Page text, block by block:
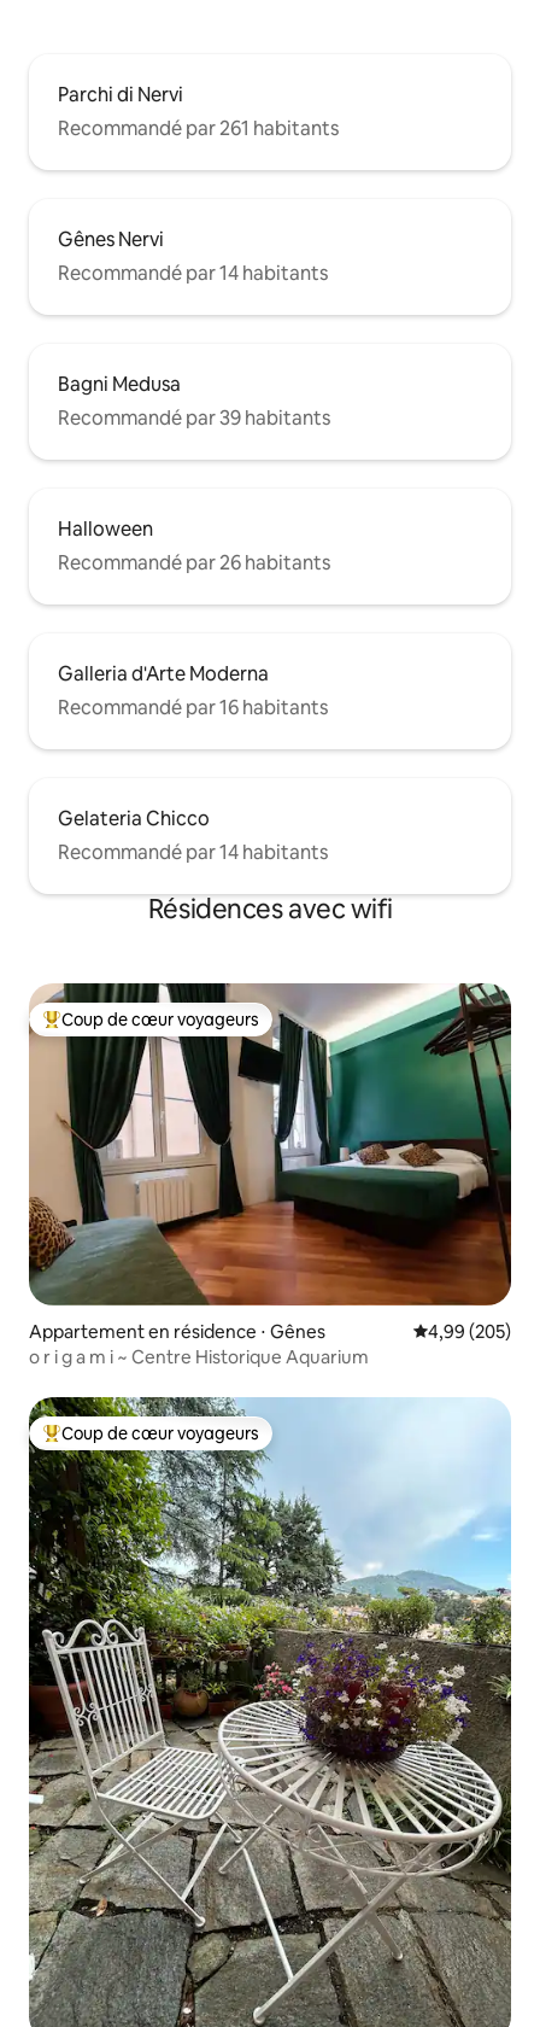
Parchi di Nervi
Recommandé par 261 habitants
Gênes Nervi
Recommandé par 14 habitants
Bagni Medusa
Recommandé par 39 habitants
Halloween
Recommandé par 26 habitants
Galleria d'Arte Moderna
Recommandé par 16 habitants
Gelateria Chicco
Recommandé par 14 habitants
Résidences avec wifi
Coups de cœur voyageurs les plus appréciés
Coup de cœur voyageurs
Appartement en résidence ⋅ Gênes Évaluation
4,99 (205)
o r i g a m i ~ Centre Historique Aquarium
Coups de cœur voyageurs les plus appréciés
Coup de cœur voyageurs